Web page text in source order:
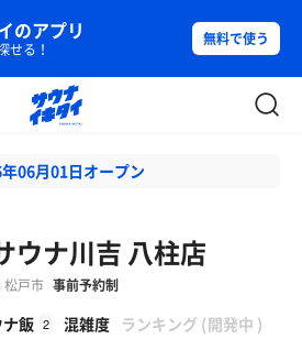
のアプリ
せる！
無料で使う
06月01日オープン
ウナ川吉 八柱店
松戸市 事前予約制
飯 2 混雑度
β
ランキング (開発中 )